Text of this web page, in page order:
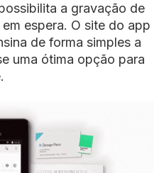
a gravação de
espera. O site do app
de forma simples a
uma ótima opção para